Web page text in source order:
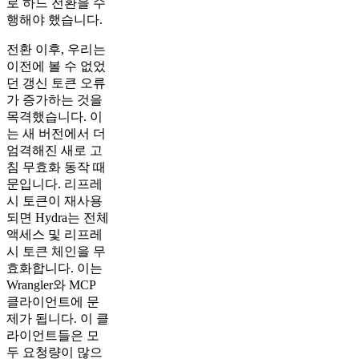
행해야 했습니다.
전환 이후, 우리는
이전에 볼 수 없었
던 갱신 토큰 오류
가 증가하는 것을
목격했습니다. 이
는 새 버전에서 더
엄격해진 새로 고
침 무효화 동작 때
문입니다. 리프레
시 토큰이 재사용
되면 Hydra는 전체
액세스 및 리프레
시 토큰 체인을 무
효화합니다. 이는
Wrangler와 MCP
클라이언트에 문
제가 됩니다. 이 클
라이언트들은 모
두 요청량이 많으